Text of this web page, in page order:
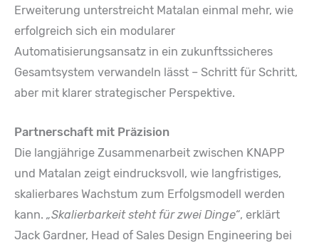
Erweiterung unterstreicht Matalan einmal mehr, wie
erfolgreich sich ein modularer
Automatisierungsansatz in ein zukunftssicheres
Gesamtsystem verwandeln lässt – Schritt für Schritt,
aber mit klarer strategischer Perspektive.
Partnerschaft mit Präzision
Die langjährige Zusammenarbeit zwischen KNAPP
und Matalan zeigt eindrucksvoll, wie langfristiges,
skalierbares Wachstum zum Erfolgsmodell werden
kann. „Skalierbarkeit steht für zwei Dinge“, erklärt
Jack Gardner, Head of Sales Design Engineering bei